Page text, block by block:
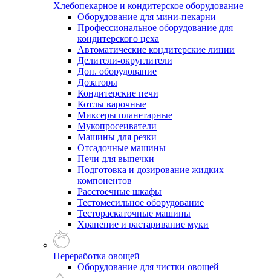
Хлебопекарное и кондитерское оборудование
Оборудование для мини-пекарни
Профессиональное оборудование для
кондитерского цеха
Автоматические кондитерские линии
Делители-округлители
Доп. оборудование
Дозаторы
Кондитерские печи
Котлы варочные
Миксеры планетарные
Мукопросеиватели
Машины для резки
Отсадочные машины
Печи для выпечки
Подготовка и дозирование жидких
компонентов
Расстоечные шкафы
Тестомесильное оборудование
Тестораскаточные машины
Хранение и растаривание муки
Переработка овощей
Оборудование для чистки овощей